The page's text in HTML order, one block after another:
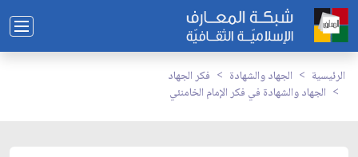
الرئيسية الجهاد والشهادة
فكر الجهاد
الجهاد والشهادة في فكر الإمام الخامنئي